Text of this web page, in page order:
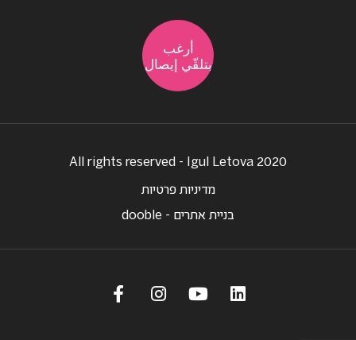
أرغب
بتلقّي إيصال
All rights reserved - Igul Letova 2020
מדיניות פרטיות
בניית אתרים - dooble